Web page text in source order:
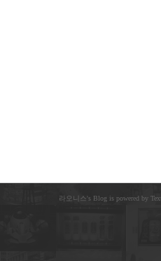
라오니스's Blog is powered by